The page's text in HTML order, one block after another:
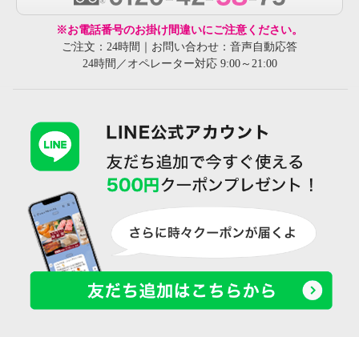
※お電話番号のお掛け間違いにご注意ください。
ご注文：24時間｜お問い合わせ：音声自動応答
24時間／オペレーター対応 9:00～21:00